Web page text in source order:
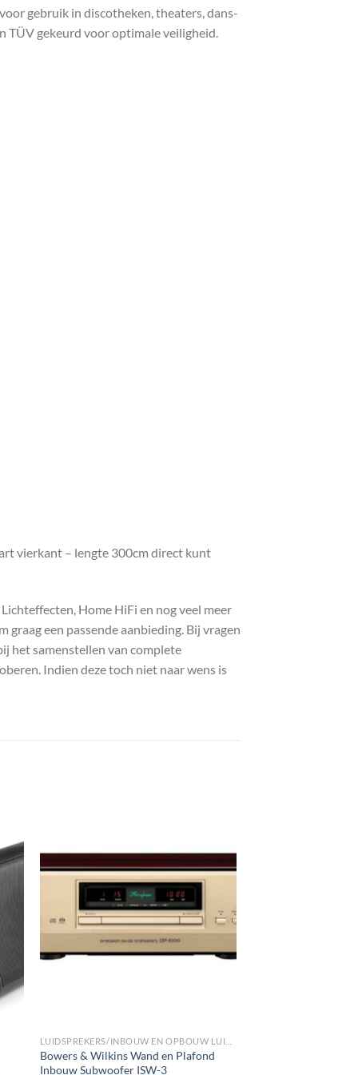
gebruik in discotheken, theaters, dans-
TÜV gekeurd voor optimale veiligheid.
vierkant – lengte 300cm direct kunt
Home HiFi en nog veel meer
een passende aanbieding. Bij vragen
het samenstellen van complete
Indien deze toch niet naar wens is
Toevoegen
aan
wenslijst
Bowers & Wilkins Wand en Plafond
Inbouw Subwoofer ISW-3